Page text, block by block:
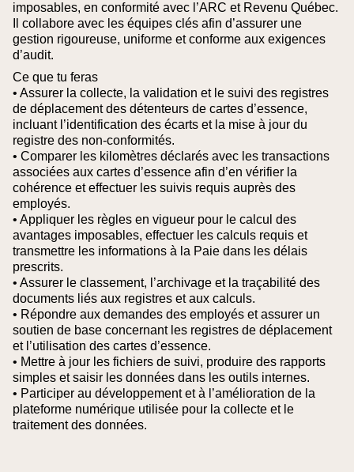
imposables, en conformité avec l’ARC et Revenu Québec.
Il collabore avec les équipes clés afin d’assurer une
gestion rigoureuse, uniforme et conforme aux exigences
d’audit.
Ce que tu feras
• Assurer la collecte, la validation et le suivi des registres
de déplacement des détenteurs de cartes d’essence,
incluant l’identification des écarts et la mise à jour du
registre des non-conformités.
• Comparer les kilomètres déclarés avec les transactions
associées aux cartes d’essence afin d’en vérifier la
cohérence et effectuer les suivis requis auprès des
employés.
• Appliquer les règles en vigueur pour le calcul des
avantages imposables, effectuer les calculs requis et
transmettre les informations à la Paie dans les délais
prescrits.
• Assurer le classement, l’archivage et la traçabilité des
documents liés aux registres et aux calculs.
• Répondre aux demandes des employés et assurer un
soutien de base concernant les registres de déplacement
et l’utilisation des cartes d’essence.
• Mettre à jour les fichiers de suivi, produire des rapports
simples et saisir les données dans les outils internes.
• Participer au développement et à l’amélioration de la
plateforme numérique utilisée pour la collecte et le
traitement des données.